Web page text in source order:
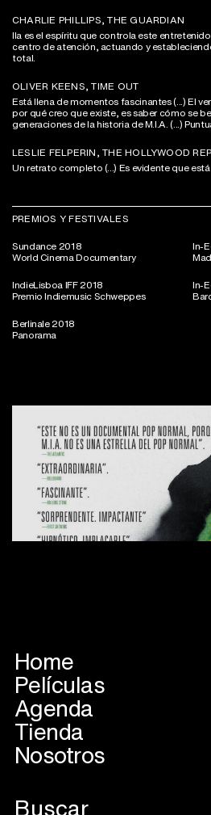
Home
Películas
Agenda
Tienda
Nosotros
CHARLIE PHILLIPS, THE GUARDIAN
lla es el espíritu que controla este
centro de atención, actuando y
total.
OLIVER KEENS, TIME OUT
Está llena de momentos fascinantes (...) El
por qué creo que existe, es saber cómo se
generaciones de la historia de M.I.A. (...)
LESLIE FELPERIN, THE HOLLYWOOD
Un retrato completo (...) Es evidente que
PREMIOS Y FESTIVALES
Sundance 2018
World Cinema Documentary
IndieLisboa IFF 2018
Premio Indiemusic Schweppes
Berlinale 2018
Panorama
In-
In-